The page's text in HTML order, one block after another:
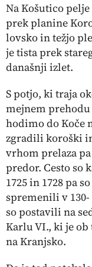
Na Košutico
prek planine
lovsko in težjo
je tista prek
današnji izlet.
S potjo, ki traja
mejnem prehodu
hodimo do Koče
zgradili koroški
vrhom prelaza
predor. Cesto so
1725 in 1728 pa
spremenili v
so postavili na
Karlu VI., ki je
na Kranjsko.